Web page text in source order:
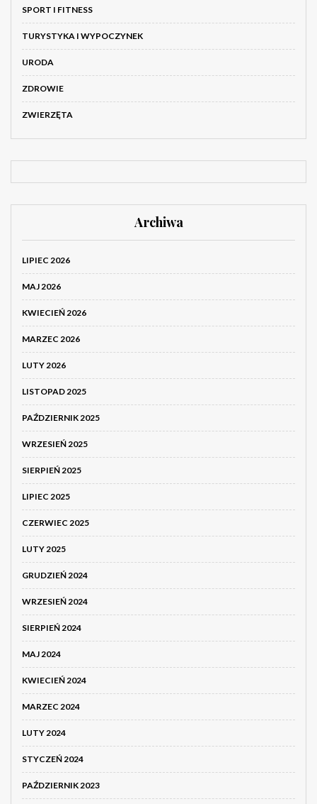
SPORT I FITNESS
TURYSTYKA I WYPOCZYNEK
URODA
ZDROWIE
ZWIERZĘTA
Archiwa
LIPIEC 2026
MAJ 2026
KWIECIEŃ 2026
MARZEC 2026
LUTY 2026
LISTOPAD 2025
PAŹDZIERNIK 2025
WRZESIEŃ 2025
SIERPIEŃ 2025
LIPIEC 2025
CZERWIEC 2025
LUTY 2025
GRUDZIEŃ 2024
WRZESIEŃ 2024
SIERPIEŃ 2024
MAJ 2024
KWIECIEŃ 2024
MARZEC 2024
LUTY 2024
STYCZEŃ 2024
PAŹDZIERNIK 2023